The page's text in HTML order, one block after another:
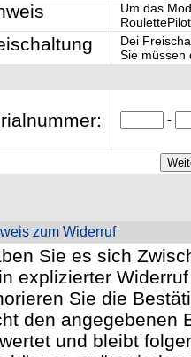
Um das
Dei
Sie müssen
-
zum Widerruf
Sie es sich
explizierter
Sie die
den angegebenen
und bleibt